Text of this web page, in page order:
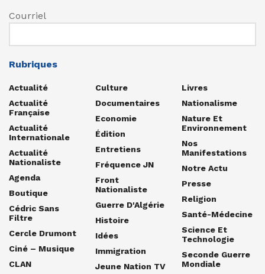
Courriel
Rubriques
Actualité
Actualité
Française
Actualité
Internationale
Actualité
Nationaliste
Agenda
Boutique
Cédric Sans
Filtre
Cercle Drumont
Ciné – Musique
CLAN
Culture
Documentaires
Economie
Édition
Entretiens
Fréquence JN
Front
Nationaliste
Guerre D'Algérie
Histoire
Idées
Immigration
Jeune Nation TV
Livres
Nationalisme
Nature Et
Environnement
Nos
Manifestations
Notre Actu
Presse
Religion
Santé-Médecine
Science Et
Technologie
Seconde Guerre
Mondiale